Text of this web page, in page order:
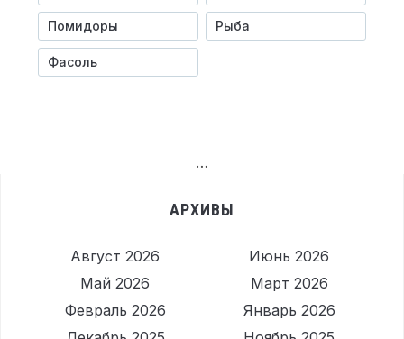
Помидоры Рыба
Фасоль
…
АРХИВЫ
Август 2026
Июнь 2026
Май 2026
Март 2026
Февраль 2026
Январь 2026